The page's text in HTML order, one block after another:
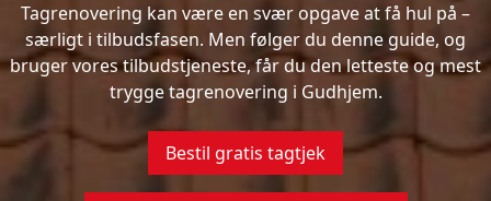
Tagrenovering kan være en svær opgave at få hul på –
særligt i tilbudsfasen. Men følger du denne guide, og
bruger vores tilbudstjeneste, får du den letteste og mest
trygge tagrenovering i Gudhjem.
Bestil gratis tagtjek